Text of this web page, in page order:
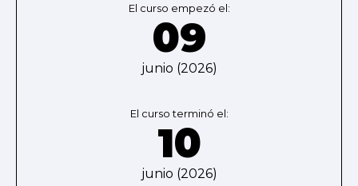
El curso empezó el:
09
junio (2026)
El curso terminó el:
10
junio (2026)